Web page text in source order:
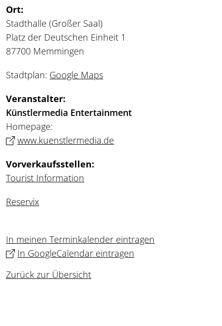
Ort:
Stadthalle (Großer Saal)
Platz der Deutschen Einheit 1
87700 Memmingen
Stadtplan: Google Maps
Veranstalter:
Künstlermedia Entertainment
Homepage:
www.kuenstlermedia.de
Vorverkaufsstellen:
Tourist Information
Reservix
In meinen Terminkalender eintragen
In GoogleCalendar eintragen
Zurück zur Übersicht